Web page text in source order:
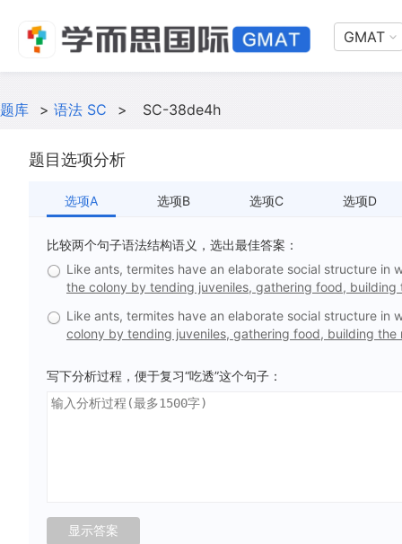
GMAT
题库 > 语法 SC > SC-38de4h
题目选项分析
选项A 选项B 选项C 选项D
比较两个句子语法结构语义，选出最佳答案：
Like ants, termites have an elaborate social structure
the colony by tending juveniles, gathering food,
Like ants, termites have an elaborate social structure
colony by tending juveniles, gathering food, building the
写下分析过程，便于复习“吃透”这个句子：